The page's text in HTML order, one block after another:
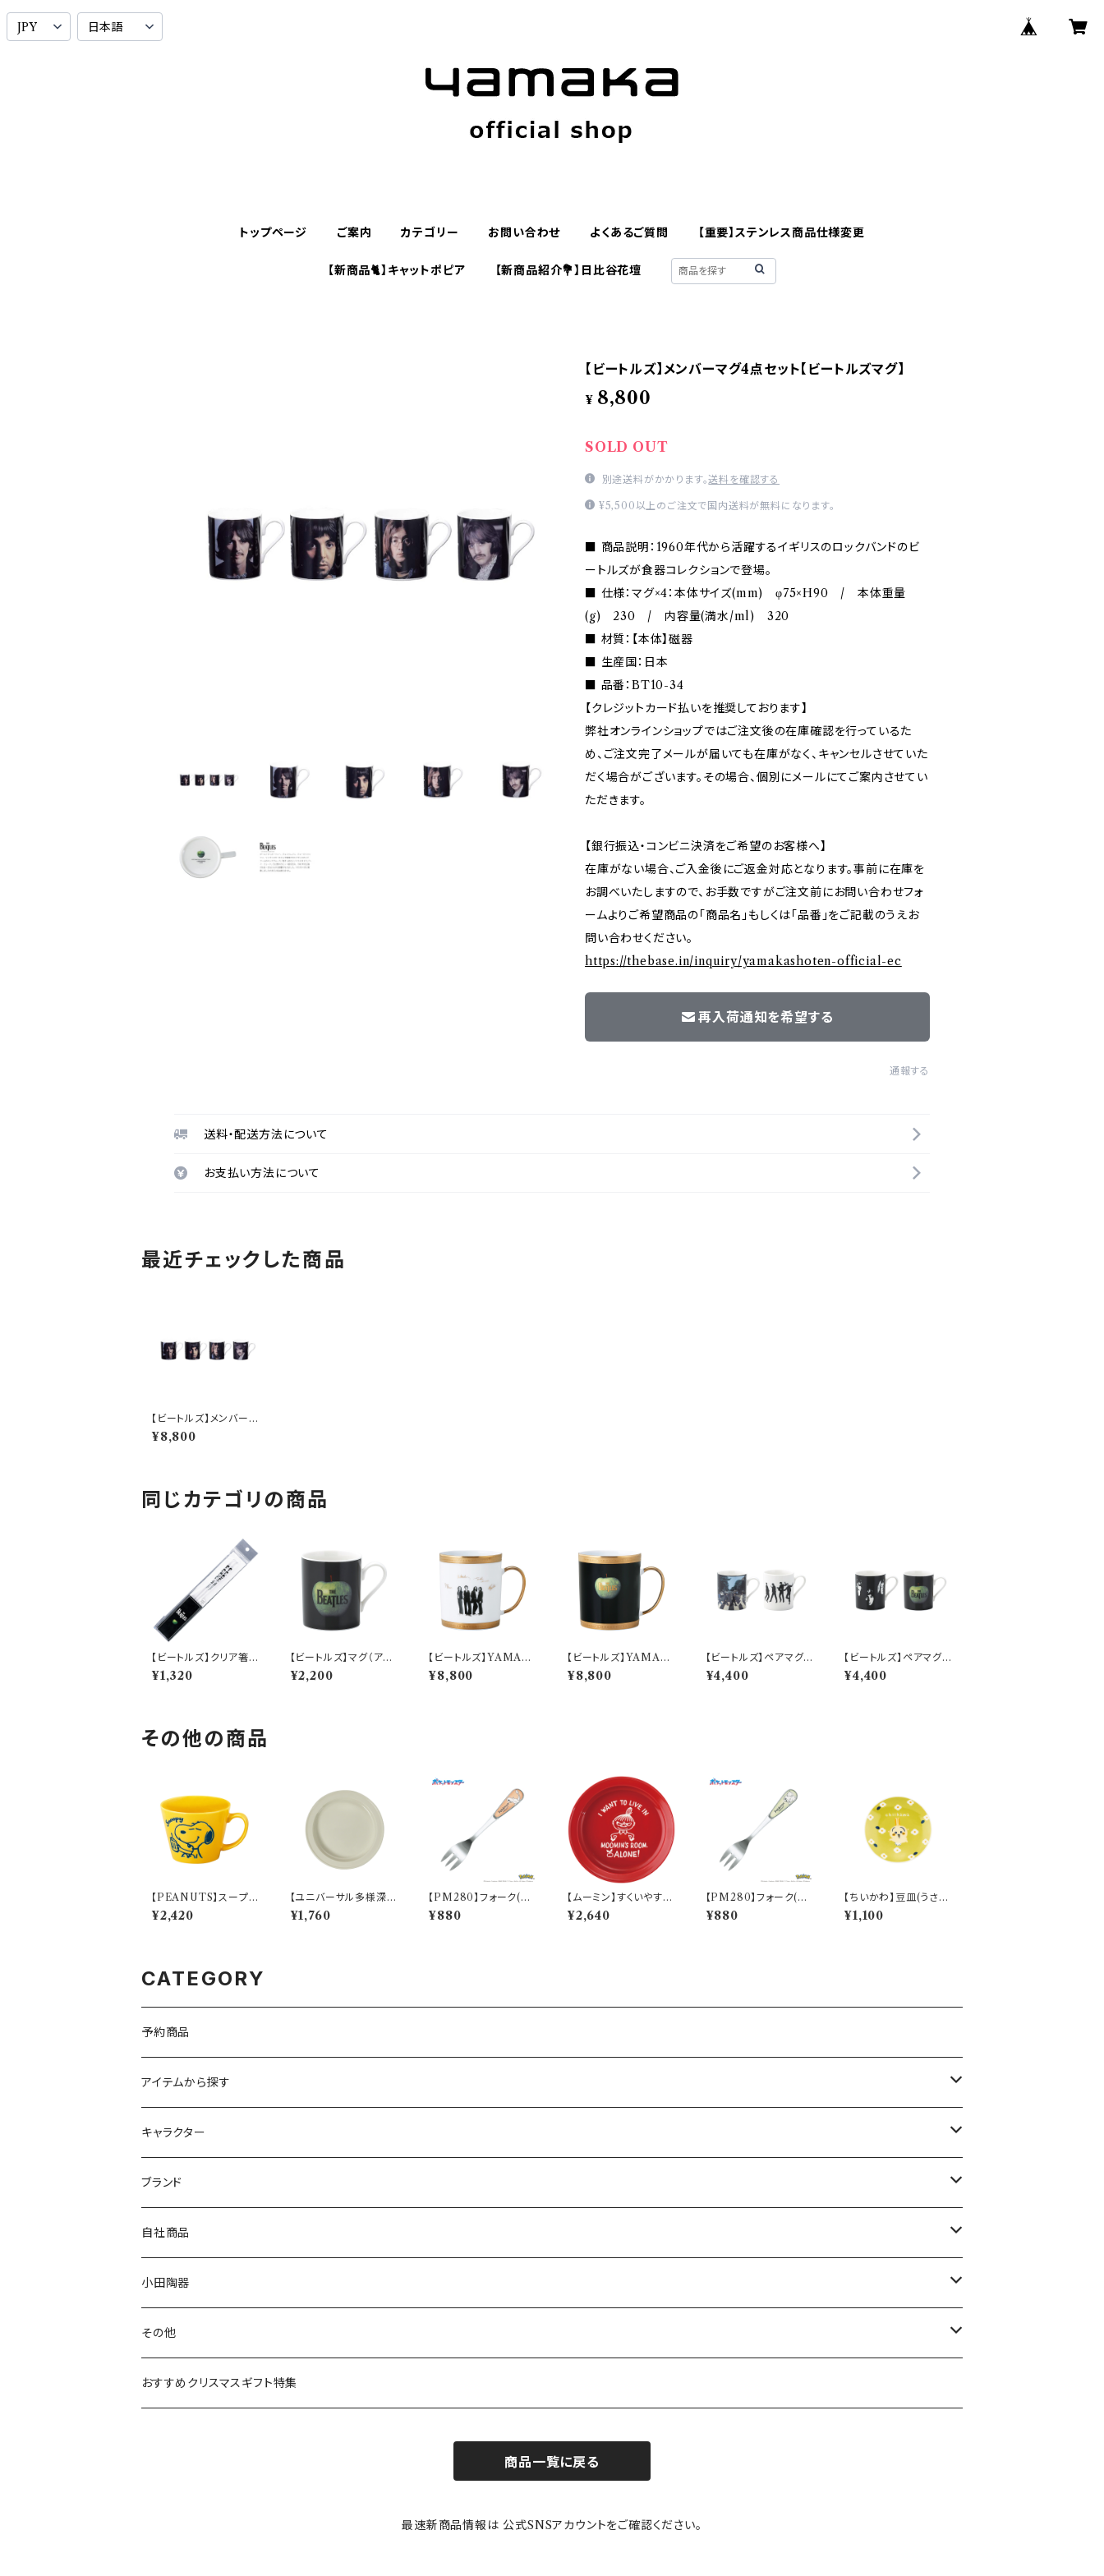
トップページ ご案内 カテゴリー お問い合わせ よくあるご質問 【重要】ステンレス商品仕様変更
【新商品🐈】キャットポピア 【新商品紹介💐】日比谷花壇
【ビートルズ】メンバーマグ4点セット【ビートルズマグ】
¥ 8,800
SOLD OUT
別途送料がかかります。送料を確認する
¥5,500以上のご注文で国内送料が無料になります。
■ 商品説明：1960年代から活躍するイギリスのロックバンドのビ
ートルズが食器コレクションで登場。
■ 仕様：マグ×4：本体サイズ(mm) φ75×H90 / 本体重量
(g) 230 / 内容量(満水/ml) 320
■ 材質：【本体】磁器
■ 生産国：日本
■ 品番：BT10-34
【クレジットカード払いを推奨しております】
弊社オンラインショップではご注文後の在庫確認を行っているた
め、ご注文完了メールが届いても在庫がなく、キャンセルさせていた
だく場合がございます。その場合、個別にメールにてご案内させてい
ただきます。
【銀行振込・コンビニ決済をご希望のお客様へ】
在庫がない場合、ご入金後にご返金対応となります。事前に在庫を
お調べいたしますので、お手数ですがご注文前にお問い合わせフォ
ームよりご希望商品の「商品名」もしくは「品番」をご記載のうえお
問い合わせください。
https://thebase.in/inquiry/yamakashoten-official-ec
再入荷通知を希望する
通報する
送料・配送方法について
お支払い方法について
最近チェックした商品
【ビートルズ】メンバーマ
グ4点セット【ビートルズ
マグ】
¥8,800
同じカテゴリの商品
【ビートルズ】クリア箸
（ビートルズ）【BT60】B
T61-840
¥1,320
【ビートルズ】マグ（アッ
プル）【ビートルズマグ】
¥2,200
【ビートルズ】YAMAK
A ビートルズ発売記念
マグ（ホワイト）【BT3
¥8,800
【ビートルズ】YAMAK
A ビートルズ発売記念
マグ（ブラック）【BT30】
¥8,800
【ビートルズ】ペアマグセ
ット(アビイロード/ジャ
ンプ)【ビートルズマグ】
¥4,400
【ビートルズ】ペアマグセ
ット(フェイス/アップル)
【ビートルズマグ】
¥4,400
その他の商品
【PEANUTS】スープマ
グ(イエロー)【SN290
0】SN2902-36
¥2,420
【ユニバーサル多様深
皿】【すくいやすいうつ
わ】21cm ディーププレ
¥1,760
【PM280】フォーク(ヒ
トカゲ)【Daily Sketch】
PM282-851
¥880
【ムーミン】すくいやすい
カレー皿（リトルミィ）
【MM9000】MM900
¥2,640
【PM280】フォーク(フ
シギダネ)【Daily Sketc
h】PM281-851
¥880
【ちいかわ】豆皿(うさぎ)
【CKW20】CKW23-3
33
¥1,100
CATEGORY
予約商品
アイテムから探す
九谷焼
マグ＆カップ
プレート
ボウル
ガラスウェア
カトラリー
キャラクター
ムーミン
80th記念アイテム
リトルミイの日記念アイテム
MOOMIN ANIMATION
スヌーピー
ピーターラビット
ポケットモンスター
ブランド
LA AMYS(エミーズ)
LISA LARSON(リサラーソン)
LAURA ASHLEY(ローラ アシュレイ)
Finlayson(フィンレイソン)
自社商品
ねこ企画
Cecera(セセラ)
CELEC(セレック)
小田陶器
さざなみ
吉祥
その他
リサイクル食器
おすすめクリスマスギフト特集
商品一覧に戻る
最速新商品情報は 公式SNSアカウントをご確認ください。